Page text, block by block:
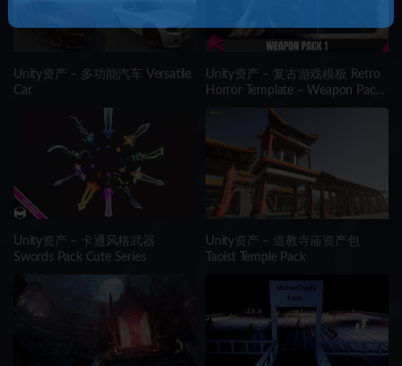
Unity资产 – 多功能汽车 Versatile
Car
Unity资产 – 复古游戏模板 Retro
Horror Template – Weapon Pack
Unity资产 – 卡通风格武器
Swords Pack Cute Series
Unity资产 – 道教寺庙资产包
Taoist Temple Pack